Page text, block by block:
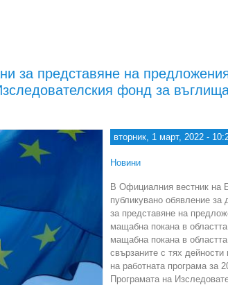
за представяне на
фонд за
вторник, 1 март, 2022 -
Новини
В Официалния вестник на
публикувано обявление за
за представяне на
мащабна покана в
мащабна покана в
свързаните с тях дейности
на работната програма за
Програмата на